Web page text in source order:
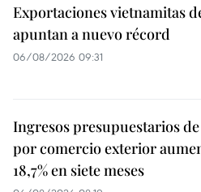
Exportaciones vietnamitas
apuntan a nuevo récord
06/08/2026 09:31
Ingresos presupuestarios
por comercio exterior
18,7% en siete meses